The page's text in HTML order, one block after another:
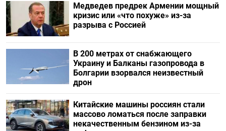
Медведев предрек Армении мощный
кризис или «что похуже» из-за
разрыва с Россией
В 200 метрах от снабжающего
Украину и Балканы газопровода в
Болгарии взорвался неизвестный
дрон
Китайские машины россиян стали
массово ломаться после заправки
некачественным бензином из-за